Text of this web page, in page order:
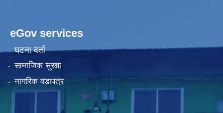
eGov services
घटना दर्ता
सामाजिक सुरक्षा
नागरिक वडापत्र